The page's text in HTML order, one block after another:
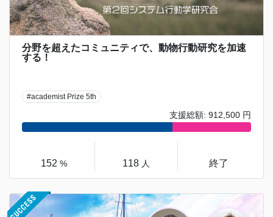
分野を超えたコミュニティで、動物行動研究を加速
する！
#academist Prize 5th
支援総額: 912,500 円
152 % 118 人 終了